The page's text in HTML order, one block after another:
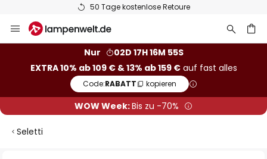
50 Tage kostenlose Retoure
Inhalt
Nur
02D 17H 16M 54S
EXTRA 10% ab 109 € & 13% ab 159 €auf fast alles
Code:RABATT kopieren
WOW Week:Bis zu -70%
Seletti